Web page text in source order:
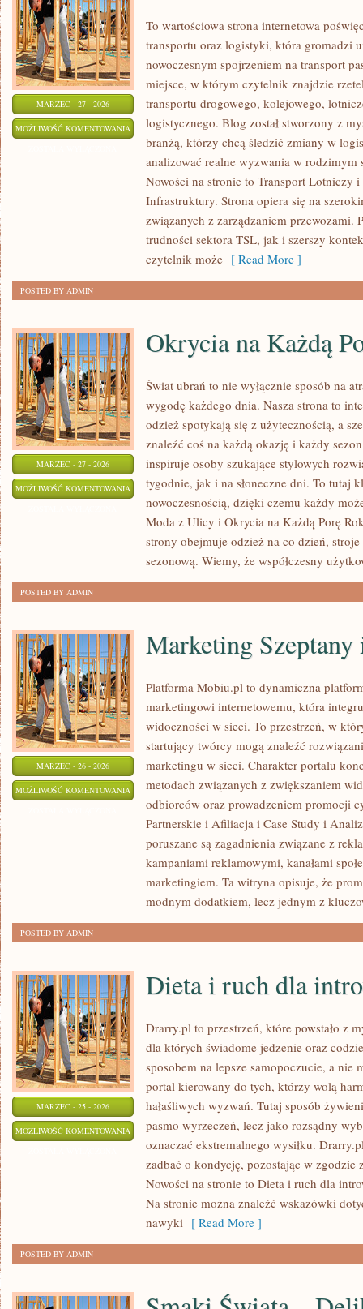
MARZEC - 27 - 2026
MOŻLIWOŚĆ KOMENTOWANIA TRANSPORT
DROGOWY
To wartościowa strona internetowa
transportu oraz logistyki, która gromadzi
nowoczesnym spojrzeniem na transport
miejsce, w którym czytelnik znajdzie
transportu drogowego, kolejowego,
logistycznego. Blog został stworzony z
branżą, którzy chcą śledzić zmiany w
analizować realne wyzwania w rodzimym
Nowości na stronie to Transport Lotniczy
Infrastruktury. Strona opiera się na
związanych z zarządzaniem przewozami.
trudności sektora TSL, jak i szerszy
czytelnik może [ Read More ]
POSTED BY ADMIN
MARZEC - 27 - 2026
MOŻLIWOŚĆ KOMENTOWANIA OKRYCIA
KAŻDĄ
PORĘ
ROKU
Okrycia na Każdą
Świat ubrań to nie wyłącznie sposób na
wygodę każdego dnia. Nasza strona to
odzież spotykają się z użytecznością, a
znaleźć coś na każdą okazję i każdy
inspiruje osoby szukające stylowych
tygodnie, jak i na słoneczne dni. To tutaj
nowoczesnością, dzięki czemu każdy
Moda z Ulicy i Okrycia na Każdą Porę
strony obejmuje odzież na co dzień,
sezonową. Wiemy, że współczesny
POSTED BY ADMIN
MARZEC - 26 - 2026
MOŻLIWOŚĆ KOMENTOWANIA MARKETING
SZEPTANY
OPINIE
ONLINE
Marketing
Platforma Mobiu.pl to dynamiczna
marketingowi internetowemu, która
widoczności w sieci. To przestrzeń, w
startujący twórcy mogą znaleźć
marketingu w sieci. Charakter portalu
metodach związanych z zwiększaniem
odbiorców oraz prowadzeniem promocji
Partnerskie i Afiliacja i Case Study i
poruszane są zagadnienia związane z
kampaniami reklamowymi, kanałami
marketingiem. Ta witryna opisuje, że
modnym dodatkiem, lecz jednym z
POSTED BY ADMIN
MARZEC - 25 - 2026
MOŻLIWOŚĆ KOMENTOWANIA DIETA
RUCH
INTROWERTYKÓW
Dieta i ruch dla
Drarry.pl to przestrzeń, które powstało z
dla których świadome jedzenie oraz
sposobem na lepsze samopoczucie, a nie
portal kierowany do tych, którzy wolą
hałaśliwych wyzwań. Tutaj sposób
pasmo wyrzeczeń, lecz jako rozsądny
oznaczać ekstremalnego wysiłku.
zadbać o kondycję, pozostając w zgodzie
Nowości na stronie to Dieta i ruch dla
Na stronie można znaleźć wskazówki
nawyki [ Read More ]
POSTED BY ADMIN